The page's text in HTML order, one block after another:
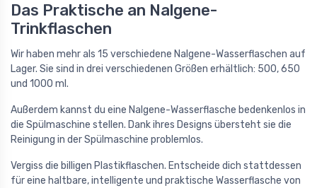
Das Praktische an Nalgene-
Trinkflaschen
Wir haben mehr als 15 verschiedene Nalgene-Wasserflaschen auf
Lager. Sie sind in drei verschiedenen Größen erhältlich: 500, 650
und 1000 ml.
Außerdem kannst du eine Nalgene-Wasserflasche bedenkenlos in
die Spülmaschine stellen. Dank ihres Designs übersteht sie die
Reinigung in der Spülmaschine problemlos.
Vergiss die billigen Plastikflaschen. Entscheide dich stattdessen
für eine haltbare, intelligente und praktische Wasserflasche von